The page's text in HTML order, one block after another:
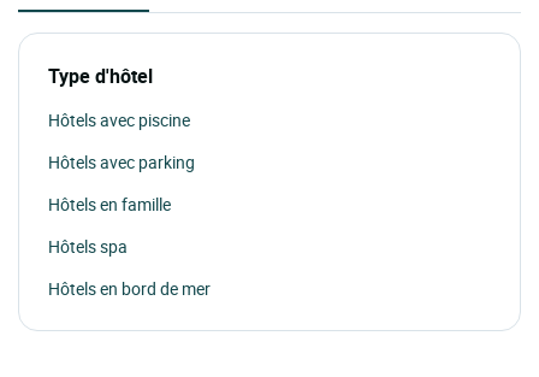
Type d'hôtel
Hôtels avec piscine
Hôtels avec parking
Hôtels en famille
Hôtels spa
Hôtels en bord de mer